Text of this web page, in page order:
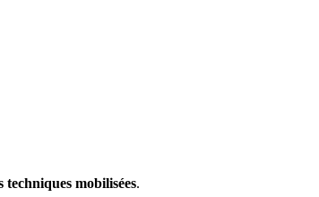
mobilisées.